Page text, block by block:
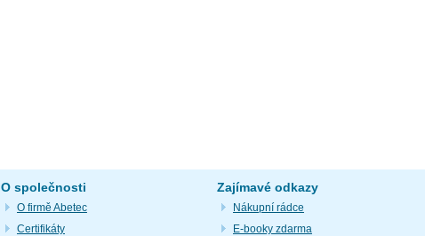
O společnosti
O firmě Abetec
Certifikáty
Zajímavé odkazy
Nákupní rádce
E-booky zdarma